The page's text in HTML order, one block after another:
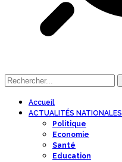
Accueil
ACTUALITÉS NATIONALES
Politique
Economie
Santé
Education